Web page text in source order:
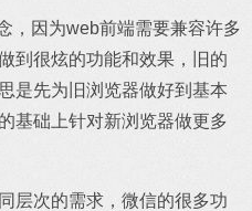
，因为web前端需要兼容许多
到很炫的功能和效果，旧的
是先为旧浏览器做好到基本
基础上针对新浏览器做更多
层次的需求，微信的很多功